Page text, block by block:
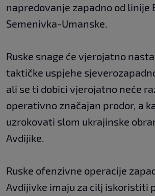
napredovanje zapadno od linije
Semenivka-Umanske.
Ruske snage će vjerojatno
​​taktičke uspjehe
ali se ti dobici vjerojatno neće
operativno značajan prodor, a
uzrokovati slom ukrajinske
Avdijike.
Ruske ofenzivne operacije
Avdijivke imaju za cilj iskoristiti